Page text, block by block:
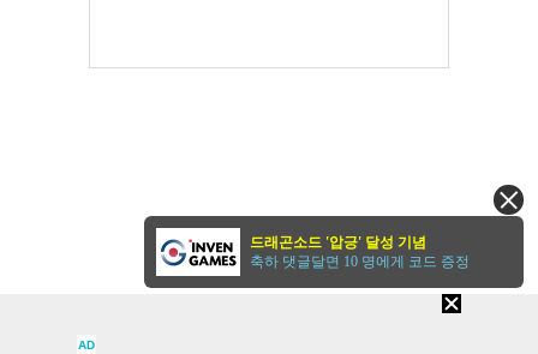
AD
드래곤소드 '압긍' 달성 기념
축하 댓글달면 10 명에게 코드 증정